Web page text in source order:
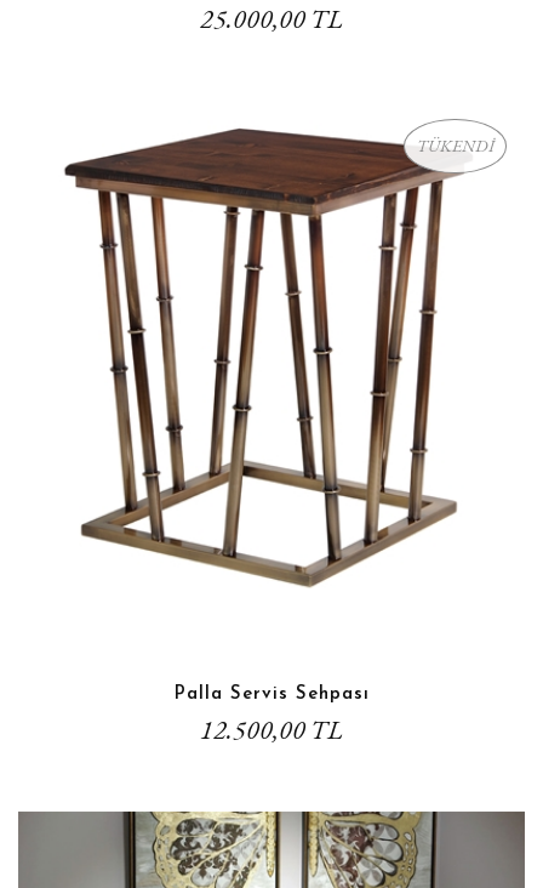
25.000,00 TL
TÜKENDİ
Palla Servis Sehpası
12.500,00 TL